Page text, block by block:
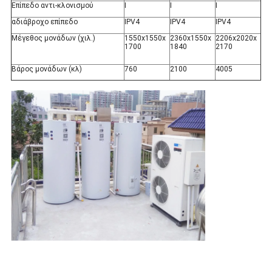
Επίπεδο αντι-κλονισμού
αδιάβροχο επίπεδο
IPV4 IPV4
IPV4
Μέγεθος μονάδων (χιλ.)
1550x1550x
1700
2360x1550x
1840
2206x2020x
2170
Βάρος μονάδων (κλ) 760 2100 4005